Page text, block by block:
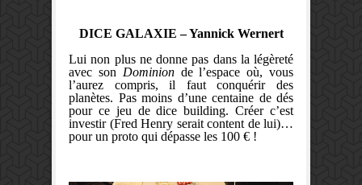
DICE GALAXIE – Yannick Wernert
Lui non plus ne donne pas dans la légèreté
avec son Dominionde l’espace où, vous
l’aurez compris, il faut conquérir des
planètes. Pas moins d’une centaine de dés
pour ce jeu de dice building. Créer c’est
investir (Fred Henry serait content de lui)…
pour un proto qui dépasse les 100 € !